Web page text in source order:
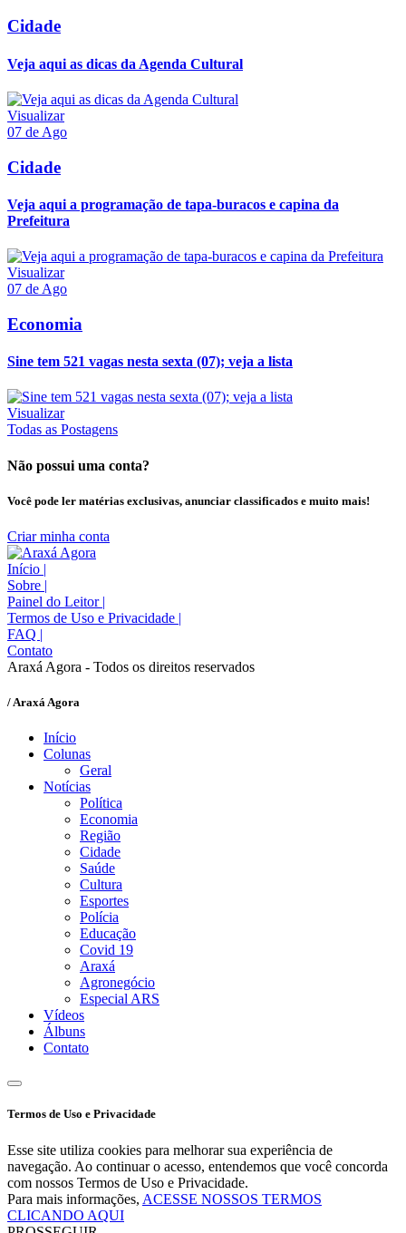
Cidade
Veja aqui as dicas da Agenda Cultural
Visualizar
07 de Ago
Cidade
Veja aqui a programação de tapa-buracos e capina da
Prefeitura
Visualizar
07 de Ago
Economia
Sine tem 521 vagas nesta sexta (07); veja a lista
Visualizar
Todas as Postagens
Não possui uma conta?
Você pode ler matérias exclusivas, anunciar classificados e muito mais!
Criar minha conta
Início |
Sobre |
Painel do Leitor |
Termos de Uso e Privacidade |
FAQ |
Contato
Araxá Agora - Todos os direitos reservados
/ Araxá Agora
Início
Colunas
Geral
Notícias
Política
Economia
Região
Cidade
Saúde
Cultura
Esportes
Polícia
Educação
Covid 19
Araxá
Agronegócio
Especial ARS
Vídeos
Álbuns
Contato
Termos de Uso e Privacidade
Esse site utiliza cookies para melhorar sua experiência de
navegação. Ao continuar o acesso, entendemos que você concorda
com nossos Termos de Uso e Privacidade.
Para mais informações, ACESSE NOSSOS TERMOS
CLICANDO AQUI